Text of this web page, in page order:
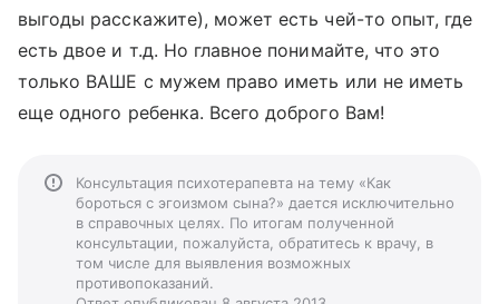
выгоды расскажите), может есть чей-то опыт, где
есть двое и т.д. Но главное понимайте, что это
только ВАШЕ с мужем право иметь или не иметь
еще одного ребенка. Всего доброго Вам!
Консультация психотерапевта на тему «Как
бороться с эгоизмом сына?» дается исключительно
в справочных целях. По итогам полученной
консультации, пожалуйста, обратитесь к врачу, в
том числе для выявления возможных
противопоказаний.